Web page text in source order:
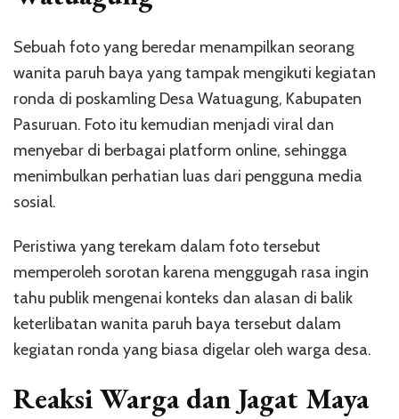
Sebuah foto yang beredar menampilkan seorang
wanita paruh baya yang tampak mengikuti kegiatan
ronda di poskamling Desa Watuagung, Kabupaten
Pasuruan. Foto itu kemudian menjadi viral dan
menyebar di berbagai platform online, sehingga
menimbulkan perhatian luas dari pengguna media
sosial.
Peristiwa yang terekam dalam foto tersebut
memperoleh sorotan karena menggugah rasa ingin
tahu publik mengenai konteks dan alasan di balik
keterlibatan wanita paruh baya tersebut dalam
kegiatan ronda yang biasa digelar oleh warga desa.
Reaksi Warga dan Jagat Maya